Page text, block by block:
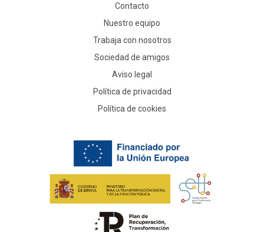
Contacto
Nuestro equipo
Trabaja con nosotros
Sociedad de amigos
Aviso legal
Política de privacidad
Política de cookies